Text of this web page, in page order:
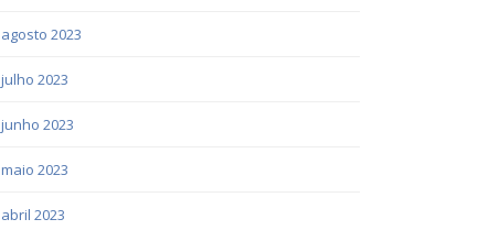
agosto 2023
julho 2023
junho 2023
maio 2023
abril 2023